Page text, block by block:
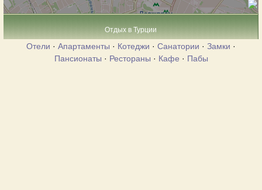
Отдых в Турции
Отели · Апартаменты · Котеджи · Санатории · Замки ·
Пансионаты · Рестораны · Кафе · Пабы